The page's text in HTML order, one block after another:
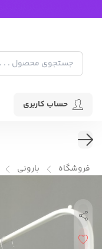
حساب کاربری
فروشگاه بارونی